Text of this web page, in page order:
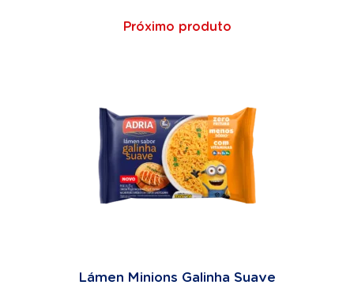
Próximo produto
Lámen Minions Galinha Suave